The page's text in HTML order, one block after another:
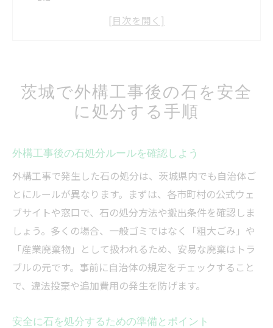
石処分の持ち込み方法と注意点を解説
石処分のよくある疑問と外構工事の注意点
不要な庭石の処分法を外構工事経験から解説
外構工事経験者が語る庭石処分のコツ
庭石を引き取ってもらう際の外構工事ポイ
ント
外構工事後の庭石買取サービスの選び方
庭石を無料で処分する方法と注意事項
外構工事の庭石処分で失敗しないための対
外構工事で出た石の持ち込み先を選ぶ基準
茨城で外構工事後の石を安全
に処分する手順
外構工事後の石処分ルールを確認しよう
外構工事で発生した石の処分は、茨城県内でも自治体ご
とにルールが異なります。まずは、各市町村の公式ウェ
ブサイトや窓口で、石の処分方法や搬出条件を確認しま
しょう。多くの場合、一般ゴミではなく「粗大ごみ」や
「産業廃棄物」として扱われるため、安易な廃棄はトラ
ブルの元です。事前に自治体の規定をチェックすること
で、違法投棄や追加費用の発生を防げます。
安全に石を処分するための準備とポイント